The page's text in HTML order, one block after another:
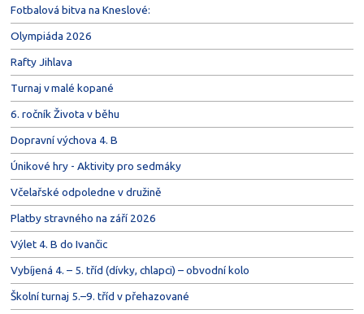
Fotbalová bitva na Kneslové:
Olympiáda 2026
Rafty Jihlava
Turnaj v malé kopané
6. ročník Života v běhu
Dopravní výchova 4. B
Únikové hry - Aktivity pro sedmáky
Včelařské odpoledne v družině
Platby stravného na září 2026
Výlet 4. B do Ivančic
Vybíjená 4. – 5. tříd (dívky, chlapci) – obvodní kolo
Školní turnaj 5.–9. tříd v přehazované